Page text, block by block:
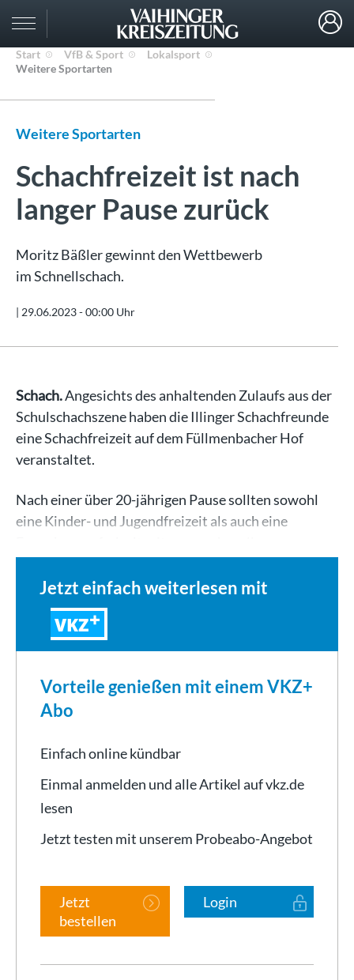
Start VfB & Sport
Lokalsport
Weitere Sportarten
Weitere Sportarten
Schachfreizeit ist nach
langer Pause zurück
Moritz Bäßler gewinnt den Wettbewerb
im Schnellschach.
| 29.06.2023 - 00:00 Uhr
Schach.Angesichts des anhaltenden Zulaufs aus der
Schulschachszene haben die Illinger Schachfreunde
eine Schachfreizeit auf dem Füllmenbacher Hof
veranstaltet.
Nach einer über 20-jährigen Pause sollten sowohl
eine Kinder- und Jugendfreizeit als auch eine
Jetzt einfach weiterlesen mit
VKZ
Vorteile genießen mit einem VKZ+
Abo
Einfach online kündbar
Einmal anmelden und alle Artikel auf vkz.de
lesen
Jetzt testen mit unserem Probeabo-Angebot
Jetzt
bestellen
Login